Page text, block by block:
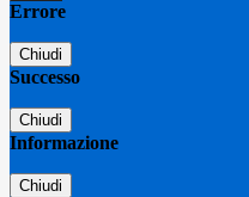
Errore
Chiudi
Successo
Chiudi
Informazione
Chiudi